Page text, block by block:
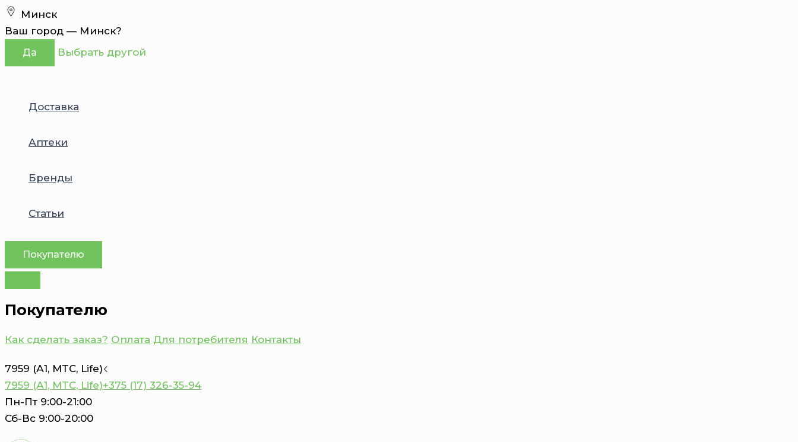
Перейти
к
содержимому
Минск
Ваш город — Минск?
Да Выбрать другой
Доставка
Аптеки
Бренды
Статьи
Покупателю
Покупателю
Как сделать заказ? Оплата Для потребителя Контакты
7959 (А1, MTC, Life)
7959 (А1, MTC, Life)+375 (17) 326-35-94
Пн-Пт 9:00-21:00
Сб-Вс 9:00-20:00